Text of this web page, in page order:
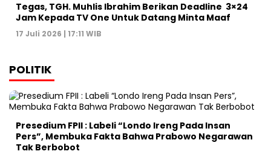
Tegas, TGH. Muhlis Ibrahim Berikan Deadline 3×24
Jam Kepada TV One Untuk Datang Minta Maaf
17 Juli 2026 | 17:11 WIB
POLITIK
Presedium FPII : Labeli “Londo Ireng Pada Insan
Pers”, Membuka Fakta Bahwa Prabowo Negarawan
Tak Berbobot